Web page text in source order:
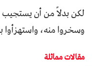
لكن بدلاً من أن يستجيب
وسخروا منه، واستهزأوا
مقالات مماثلة